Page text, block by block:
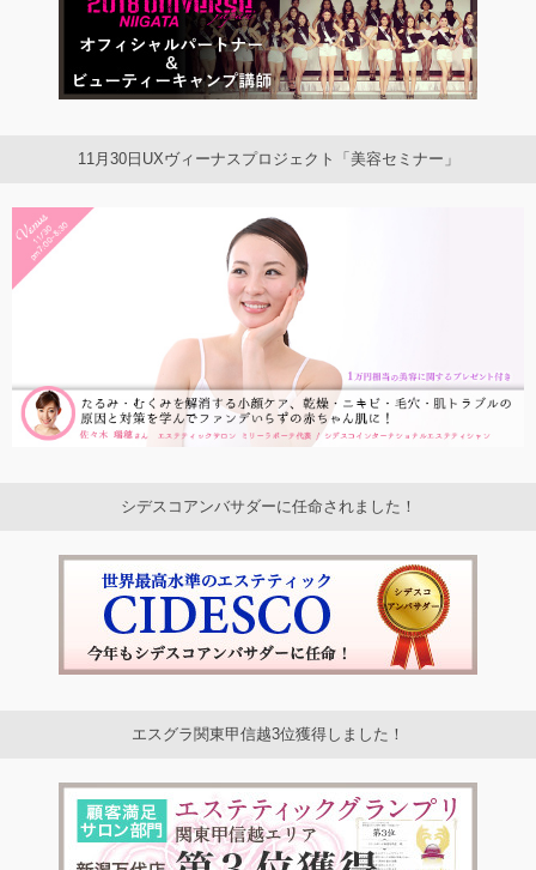
11月30日UXヴィーナスプロジェクト「美容セミナー」
シデスコアンバサダーに任命されました！
エスグラ関東甲信越3位獲得しました！